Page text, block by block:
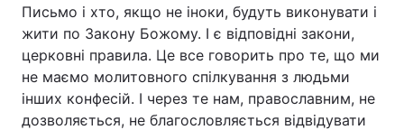
Письмо і хто, якщо не іноки, будуть виконувати і
жити по Закону Божому. І є відповідні закони,
церковні правила. Це все говорить про те, що ми
не маємо молитовного спілкування з людьми
інших конфесій. І через те нам, православним, не
дозволяється, не благословляється відвідувати